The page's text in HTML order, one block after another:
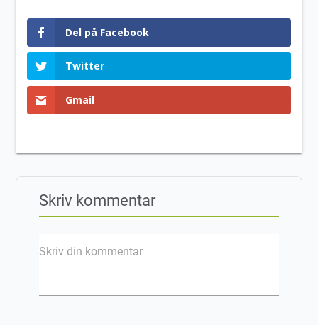
Del på Facebook
Twitter
Gmail
Skriv kommentar
Skriv din kommentar